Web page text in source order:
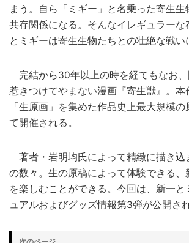
まう。自ら「ミギー」と名乗った寄生
共存関係になる。そんなイレギュラーな
とミギーは寄生生物たちとの壮絶な戦い
完結から30年以上の時を経てもなお
惹きつけてやまない漫画『寄生獣』。
「生原画」を集めた作品史上最大規模
て開催される。
著者・岩明均氏によって精緻に描き込
の数々。生の原稿によって体験できる、
を楽しむことができる。今回は、新一と
ュアルおよびグッズ情報第3弾が公開され